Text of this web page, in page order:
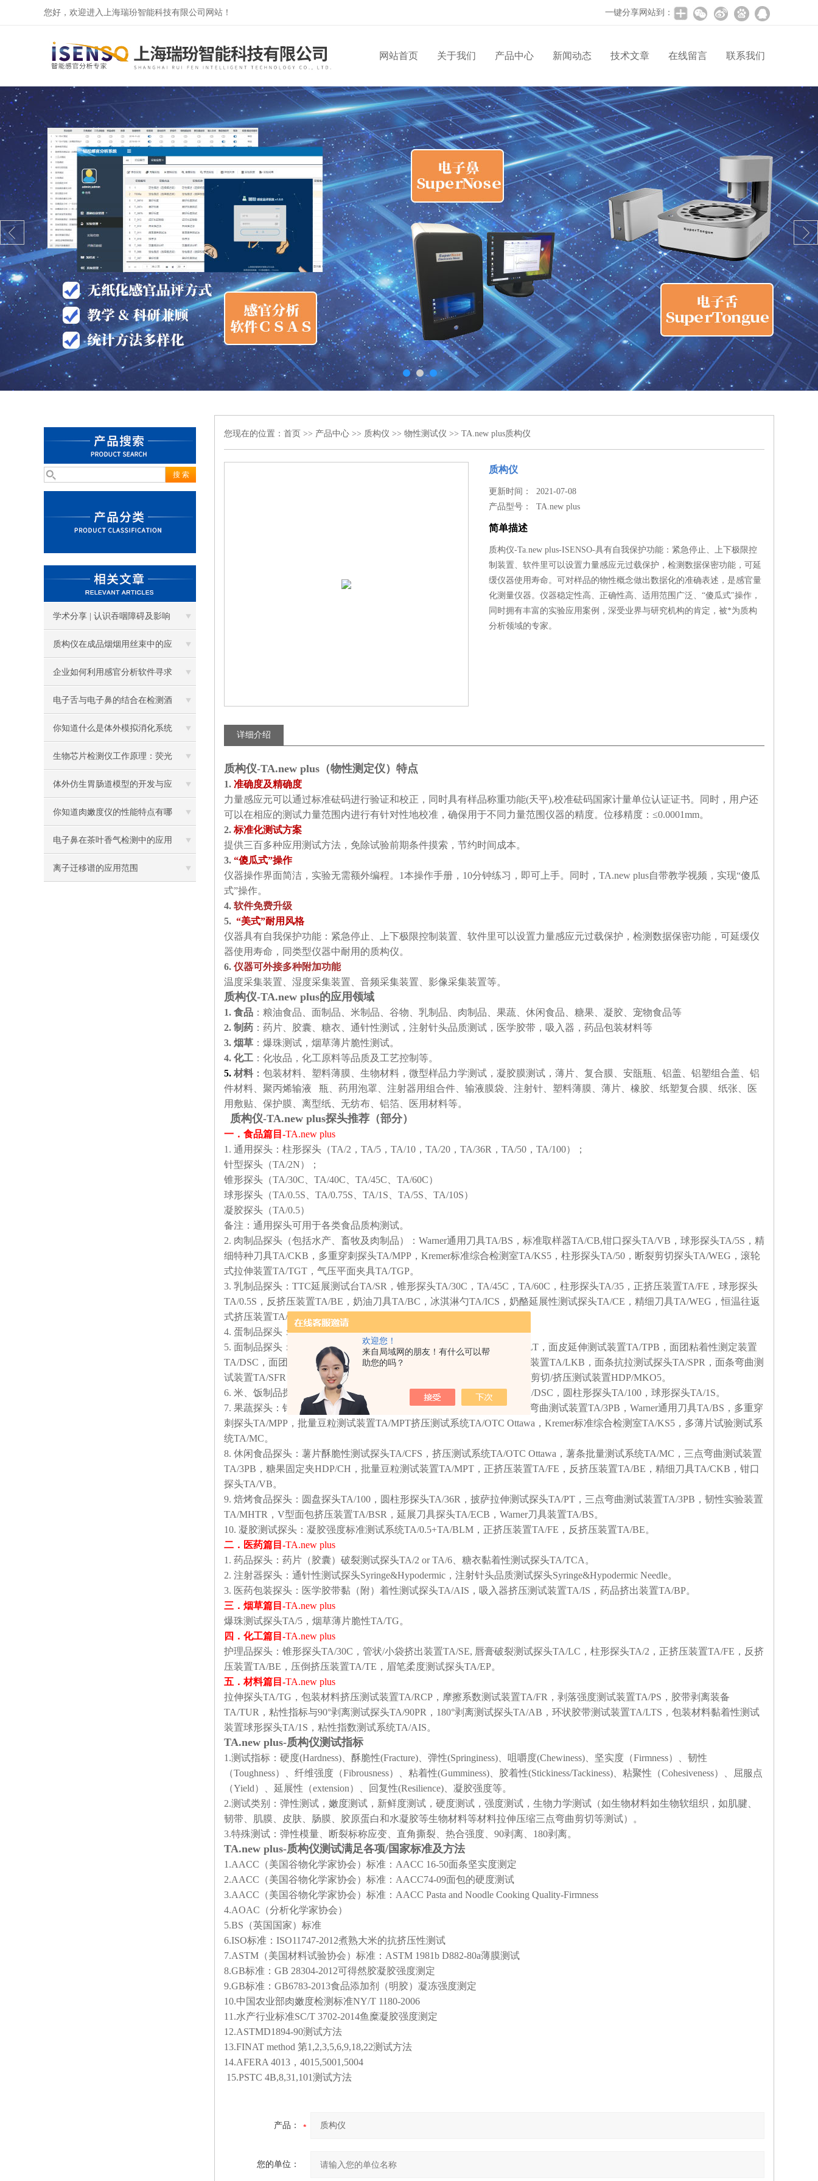
欢迎您！
来自局域网的朋友！有什么可以帮
助您的吗？
您好，欢迎进入上海瑞玢智能科技有限公司网站！ 一键分享网站到：
网站首页 关于我们 产品中心 新闻动态 技术文章 在线留言 联系我们
学术分享 | 认识吞咽障碍及影响
吞咽的食品物理学因素（上）
质构仪在成品烟烟用丝束中的应
用
企业如何利用感官分析软件寻求
发展
电子舌与电子鼻的结合在检测酒
上发挥了不小的作用
你知道什么是体外模拟消化系统
么？本篇告诉你
生物芯片检测仪工作原理：荧光
信号采集与数据判读详解
体外仿生胃肠道模型的开发与应
用
你知道肉嫩度仪的性能特点有哪
些么
电子鼻在茶叶香气检测中的应用
离子迁移谱的应用范围
您现在的位置： 首页 >> 产品中心 >> 质构仪 >> 物性测试仪 >> TA.new plus质构仪
质构仪
更新时间： 2021-07-08
产品型号：TA.new plus
简单描述
质构仪-Ta.new plus-ISENSO-具有自我保护功能：紧急停止、上下极限控
制装置、软件里可以设置力量感应元过载保护，检测数据保密功能，可延
缓仪器使用寿命。可对样品的物性概念做出数据化的准确表述，是感官量
化测量仪器。仪器稳定性高、正确性高、适用范围广泛、“傻瓜式"操作，
同时拥有丰富的实验应用案例，深受业界与研究机构的肯定，被*为质构
分析领域的专家。
详细介绍
质构仪-TA.new plus（物性测定仪）特点
1. 准确度及精确度
力量感应元可以通过标准砝码进行验证和校正，同时具有样品称重功能(天平),校准砝码国家计量单位认证证书。同时，用户还
可以在相应的测试力量范围内进行有针对性地校准，确保用于不同力量范围仪器的精度。位移精度：≤0.0001mm。
2. 标准化测试方案
提供三百多种应用测试方法，免除试验前期条件摸索，节约时间成本。
3. “傻瓜式”操作
仪器操作界面简洁，实验无需额外编程。1本操作手册，10分钟练习，即可上手。同时，TA.new plus自带教学视频，实现“傻瓜
式”操作。
4. 软件免费升级
5. “美式”耐用风格
仪器具有自我保护功能：紧急停止、上下极限控制装置、软件里可以设置力量感应元过载保护，检测数据保密功能，可延缓仪
器使用寿命，同类型仪器中耐用的质构仪。
6. 仪器可外接多种附加功能
温度采集装置、湿度采集装置、音频采集装置、影像采集装置等。
质构仪-TA.new plus的应用领域
1. 食品 ：粮油食品、面制品、米制品、谷物、乳制品、肉制品、果蔬、休闲食品、糖果、凝胶、宠物食品等
2. 制药 ：药片、胶囊、糖衣、通针性测试，注射针头品质测试，医学胶带，吸入器，药品包装材料等
3. 烟草 ：爆珠测试，烟草薄片脆性测试。
4. 化工 ：化妆品，化工原料等品质及工艺控制等。
5. 材料 ： 包装材料、塑料薄膜、生物材料，微型样品力学测试，凝胶膜测试，薄片、复合膜、安瓿瓶、铝盖、铝塑组合盖、铝
件材料、聚丙烯输液 瓶、药用泡罩、注射器用组合件、输液膜袋、注射针、塑料薄膜、薄片、橡胶、纸塑复合膜、纸张、医
用敷贴、保护膜、离型纸、无纺布、铝箔、医用材料等。
质构仪-TA.new plus探头推荐（部分）
一 ． 食品篇目 -TA.new plus
1. 通用探头：柱形探头（TA/2，TA/5，TA/10，TA/20，TA/36R，TA/50，TA/100）；
针型探头（TA/2N）；
锥形探头（TA/30C、TA/40C、TA/45C、TA/60C）
球形探头（TA/0.5S、TA/0.75S、TA/1S、TA/5S、TA/10S）
凝胶探头（TA/0.5）
备注：通用探头可用于各类食品质构测试。
2. 肉制品探头（包括水产、畜牧及肉制品）：Warner通用刀具TA/BS，标准取样器TA/CB,钳口探头TA/VB，球形探头TA/5S，精
细特种刀具TA/CKB，多重穿刺探头TA/MPP，Kremer标准综合检测室TA/KS5，柱形探头TA/50，断裂剪切探头TA/WEG，滚轮
式拉伸装置TA/TGT，气压平面夹具TA/TGP。
3. 乳制品探头：TTC延展测试台TA/SR，锥形探头TA/30C，TA/45C，TA/60C，柱形探头TA/35，正挤压装置TA/FE，球形探头
TA/0.5S，反挤压装置TA/BE，奶油刀具TA/BC，冰淇淋勺TA/ICS，奶酪延展性测试探头TA/CE，精细刀具TA/WEG，恒温往返
式挤压装置TA/MEC。
4. 蛋制品探头：品质测定系统（柱形探头TA/5 & 蛋放置托盘TA/ES）。
5. 面制品探头：面条（团）拉伸测定装置TA/KIE，面条拉伸装置TA/NPLT，面皮延伸测试装置TA/TPB，面团粘着性测定装置
TA/DSC，面团发酵膨胀效率测定装置TA/DP，面条（通心面）剪切测试装置TA/LKB，面条抗拉测试探头TA/SPR，面条弯曲测
试装置TA/SFR，面条坚实度、粘性测试探头TA/PFS，kremer/Ottawa小型剪切/挤压测试装置HDP/MKO5。
6. 米、饭制品探头：柱型探头TA/36R，米团（麻薯）粘着性测定装置TA/DSC，圆柱形探头TA/100，球形探头TA/1S。
7. 果蔬探头：针型探头TA/2N，柱形探头TA/75，钳口探头TA/VB，三点弯曲测试装置TA/3PB，Warner通用刀具TA/BS，多重穿
刺探头TA/MPP，批量豆粒测试装置TA/MPT挤压测试系统TA/OTC Ottawa，Kremer标准综合检测室TA/KS5，多薄片试验测试系
统TA/MC。
8. 休闲食品探头：薯片酥脆性测试探头TA/CFS，挤压测试系统TA/OTC Ottawa，薯条批量测试系统TA/MC，三点弯曲测试装置
TA/3PB，糖果固定夹HDP/CH，批量豆粒测试装置TA/MPT，正挤压装置TA/FE，反挤压装置TA/BE，精细刀具TA/CKB，钳口
探头TA/VB。
9. 焙烤食品探头：圆盘探头TA/100，圆柱形探头TA/36R，披萨拉伸测试探头TA/PT，三点弯曲测试装置TA/3PB，韧性实验装置
TA/MHTR，V型面包挤压装置TA/BSR，延展刀具探头TA/ECB，Warner刀具装置TA/BS。
10. 凝胶测试探头：凝胶强度标准测试系统TA/0.5+TA/BLM，正挤压装置TA/FE，反挤压装置TA/BE。
二．医药篇目 -TA.new plus
1. 药品探头：药片（胶囊）破裂测试探头TA/2 or TA/6、糖衣黏着性测试探头TA/TCA。
2. 注射器探头：通针性测试探头Syringe&Hypodermic，注射针头品质测试探头Syringe&Hypodermic Needle。
3. 医药包装探头：医学胶带黏（附）着性测试探头TA/AIS，吸入器挤压测试装置TA/IS，药品挤出装置TA/BP。
三．烟草篇目 -TA.new plus
爆珠测试探头TA/5，烟草薄片脆性TA/TG。
四． 化工篇目 -TA.new plus
护理品探头：锥形探头TA/30C，管状/小袋挤出装置TA/SE, 唇膏破裂测试探头TA/LC，柱形探头TA/2，正挤压装置TA/FE，反挤
压装置TA/BE，压倒挤压装置TA/TE，眉笔柔度测试探头TA/EP。
五．材料篇目 -TA.new plus
拉伸探头TA/TG，包装材料挤压测试装置TA/RCP，摩擦系数测试装置TA/FR，剥落强度测试装置TA/PS，胶带剥离装备
TA/TUR，粘性指标与90°剥离测试探头TA/90PR，180°剥离测试探头TA/AB，环状胶带测试装置TA/LTS，包装材料黏着性测试
装置球形探头TA/1S，粘性指数测试系统TA/AIS。
TA.new plus-质构仪测试指标
1.测试指标：硬度(Hardness)、酥脆性(Fracture)、弹性(Springiness)、咀嚼度(Chewiness)、坚实度（Firmness）、韧性
（Toughness）、纤维强度（Fibrousness）、粘着性(Gumminess)、胶着性(Stickiness/Tackiness)、粘聚性（Cohesiveness）、屈服点
（Yield）、延展性（extension）、回复性(Resilience)、凝胶强度等。
2.测试类别：弹性测试，嫩度测试，新鲜度测试，硬度测试，强度测试，生物力学测试（如生物材料如生物软组织，如肌腱、
韧带、肌膜、皮肤、肠膜、胶原蛋白和水凝胶等生物材料等材料拉伸压缩三点弯曲剪切等测试）。
3.特殊测试：弹性模量、断裂标称应变、直角撕裂、热合强度、90剥离、180剥离。
TA.new plus-质构仪测试满足各项/国家标准及方法
1.AACC（美国谷物化学家协会）标准：AACC 16-50面条坚实度测定
2.AACC（美国谷物化学家协会）标准：AACC74-09面包的硬度测试
3.AACC（美国谷物化学家协会）标准：AACC Pasta and Noodle Cooking Quality-Firmness
4.AOAC（分析化学家协会）
5.BS（英国国家）标准
6.ISO标准：ISO11747-2012煮熟大米的抗挤压性测试
7.ASTM（美国材料试验协会）标准：ASTM 1981b D882-80a薄膜测试
8.GB标准：GB 28304-2012可得然胶凝胶强度测定
9.GB标准：GB6783-2013食品添加剂（明胶）凝冻强度测定
10.中国农业部肉嫩度检测标准NY/T 1180-2006
11.水产行业标准SC/T 3702-2014鱼糜凝胶强度测定
12.ASTMD1894-90测试方法
13.FINAT method 第1,2,3,5,6,9,18,22测试方法
14.AFERA 4013，4015,5001,5004
15.PSTC 4B,8,31,101测试方法
产品：
您的单位：